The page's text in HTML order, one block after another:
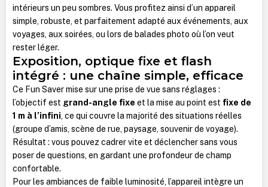
intérieurs un peu sombres. Vous profitez ainsi d’un appareil
simple, robuste, et parfaitement adapté aux événements, aux
voyages, aux soirées, ou lors de balades photo où l’on veut
rester léger.
Exposition, optique fixe et flash
intégré : une chaîne simple, efficace
Ce Fun Saver mise sur une prise de vue sans réglages :
l’objectif est grand-angle fixe et la mise au point est fixe de
1 m à l’infini, ce qui couvre la majorité des situations réelles
(groupe d’amis, scène de rue, paysage, souvenir de voyage).
Résultat : vous pouvez cadrer vite et déclencher sans vous
poser de questions, en gardant une profondeur de champ
confortable.
Pour les ambiances de faible luminosité, l’appareil intègre un